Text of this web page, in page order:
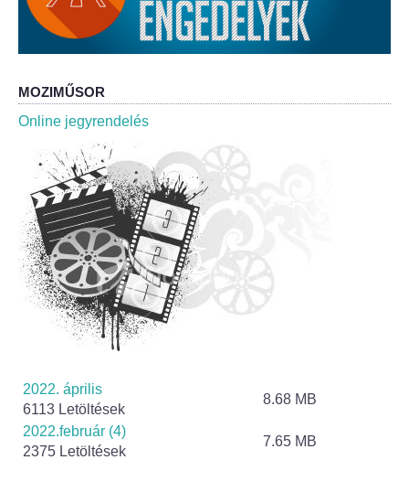
Roma Nemzetiségi Önkormányzat ülések
Rendeletek
Polgármesteri normatív határozatok
Önkormányzati támogatások
Szabályzatok
Pályázatok
Közbeszerzések
Szerződések
Helyi Esélyegyenlőség Program
MOZIMŰSOR
Online jegyrendelés
2022. április
6113 Letöltések
8.68 MB
2022.február (4)
2375 Letöltések
7.65 MB